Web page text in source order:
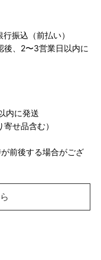
振込（前払い）
後、2〜3営業日以内に
内に発送
せ品含む）
前後する場合がござ